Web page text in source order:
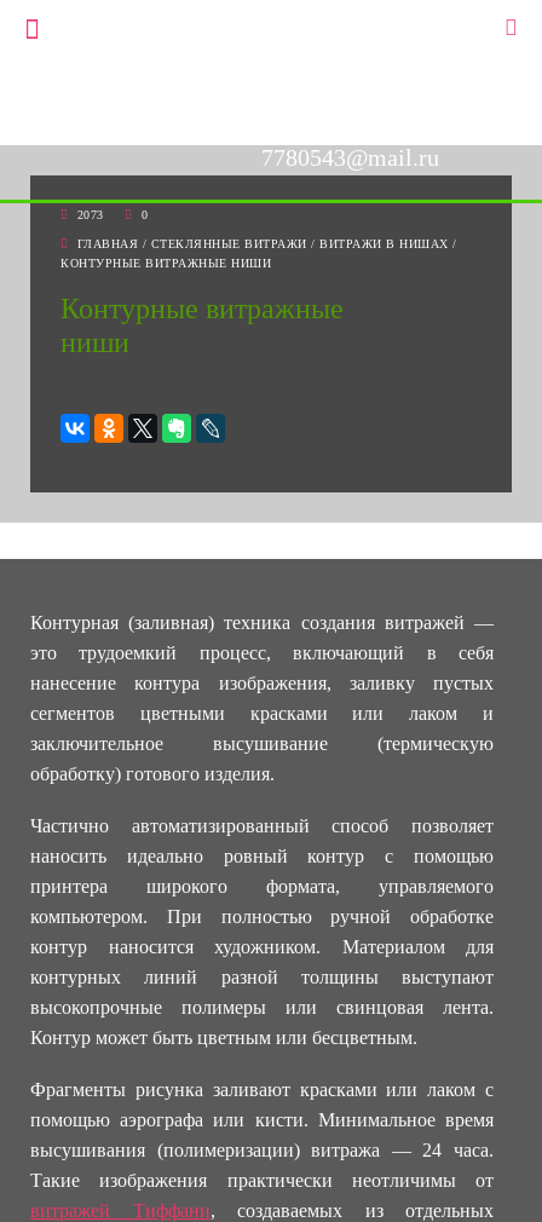
7780543@mail.ru
2073 0
ГЛАВНАЯ / СТЕКЛЯННЫЕ ВИТРАЖИ / ВИТРАЖИ В НИШАХ /
КОНТУРНЫЕ ВИТРАЖНЫЕ НИШИ
Контурные витражные
ниши
Контурная (заливная) техника создания витражей —
это трудоемкий процесс, включающий в себя
нанесение контура изображения, заливку пустых
сегментов цветными красками или лаком и
заключительное высушивание (термическую
обработку) готового изделия.
Частично автоматизированный способ позволяет
наносить идеально ровный контур с помощью
принтера широкого формата, управляемого
компьютером. При полностью ручной обработке
контур наносится художником. Материалом для
контурных линий разной толщины выступают
высокопрочные полимеры или свинцовая лента.
Контур может быть цветным или бесцветным.
Фрагменты рисунка заливают красками или лаком с
помощью аэрографа или кисти. Минимальное время
высушивания (полимеризации) витража — 24 часа.
Такие изображения практически неотличимы от
витражей Тиффани, создаваемых из отдельных